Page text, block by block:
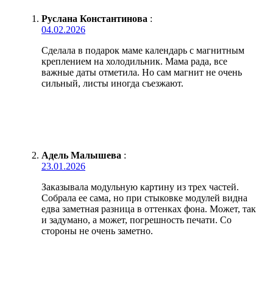
Руслана Константинова :
04.02.2026
Сделала в подарок маме календарь с магнитным
креплением на холодильник. Мама рада, все
важные даты отметила. Но сам магнит не очень
сильный, листы иногда съезжают.
Адель Малышева :
23.01.2026
Заказывала модульную картину из трех частей.
Собрала ее сама, но при стыковке модулей видна
едва заметная разница в оттенках фона. Может, так
и задумано, а может, погрешность печати. Со
стороны не очень заметно.